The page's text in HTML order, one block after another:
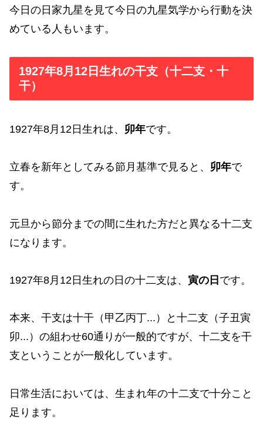
今日の日家九星を見て今日の九星気学から行動を決
めている人もいます。
1927年8月12日生れの干支（十二支・十
干）
1927年8月12日生れは、 卯年です。
立春を新年としてみる節月基準で見ると、 卯年で
す。
元旦から節分までの間に生れた方だと異なる十二支
になります。
1927年8月12日生れの日の十二支は、 寅の日 です。
本来、干支は十干（甲乙丙丁...）と十二支（子丑寅
卯...）の組わせ60通りが一般的ですが、十二支を干
支ということが一般化しています。
日常生活においては、生まれ年の十二支で十分こと
足ります。